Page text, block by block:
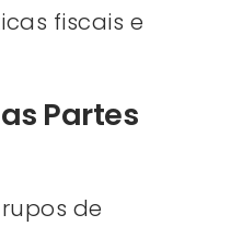
fiscais e
Partes
de